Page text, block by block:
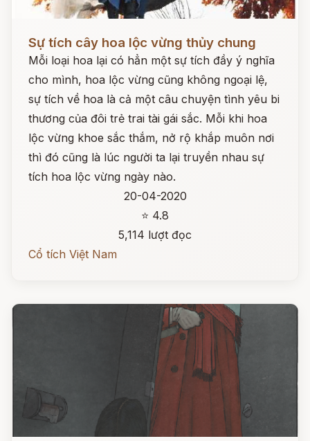
Sự tích cây hoa lộc vừng thủy chung
Mỗi loại hoa lại có hẳn một sự tích đầy ý nghĩa
cho mình, hoa lộc vừng cũng không ngoại lệ,
sự tích về hoa là cả một câu chuyện tình yêu bi
thương của đôi trẻ trai tài gái sắc. Mỗi khi hoa
lộc vừng khoe sắc thắm, nở rộ khắp muôn nơi
thì đó cũng là lúc người ta lại truyền nhau sự
tích hoa lộc vừng ngày nào.
20-04-2020
⭐ 4.8
5,114 lượt đọc
Cổ tích Việt Nam